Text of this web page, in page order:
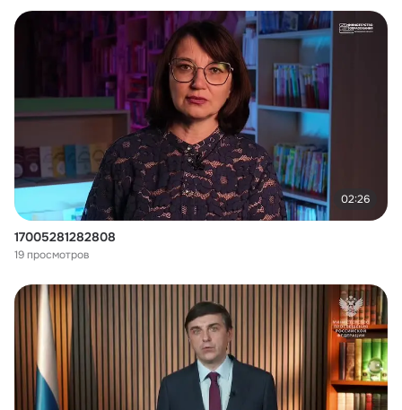
02:26
17005281282808
19 просмотров